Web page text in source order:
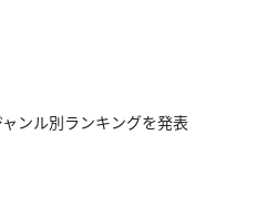
ンル別ランキングを発表